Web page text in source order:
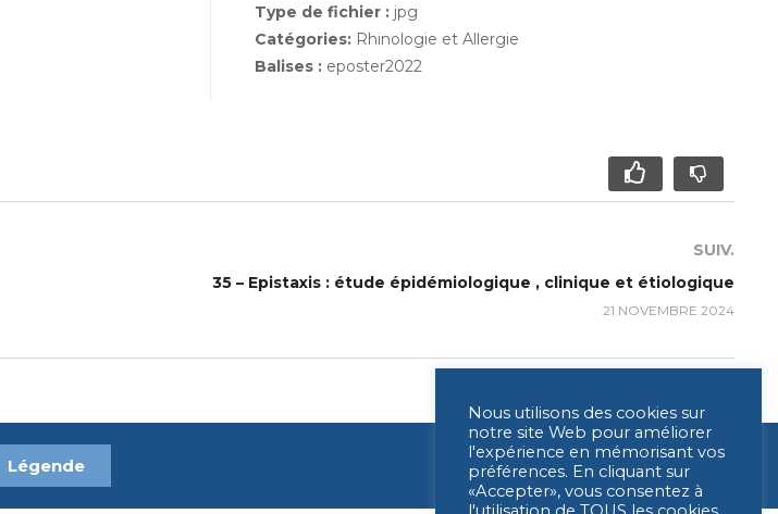
Type de fichier : jpg
Catégories: Rhinologie et Allergie
Balises : eposter2022
SUIV.
35 – Epistaxis : étude épidémiologique , clinique et étiologique
21 NOVEMBRE 2024
Légende
Nous utilisons des cookies sur
notre site Web pour améliorer
l'expérience en mémorisant vos
préférences. En cliquant sur
«Accepter», vous consentez à